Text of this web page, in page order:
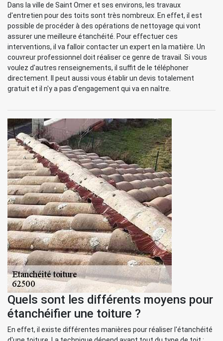
Dans la ville de Saint Omer et ses environs, les travaux
d'entretien pour des toits sont très nombreux. En effet, il est
possible de procéder à des opérations de nettoyage qui vont
assurer une meilleure étanchéité. Pour effectuer ces
interventions, il va falloir contacter un expert en la matière. Un
couvreur professionnel doit réaliser ce genre de travail. Si vous
voulez d'autres renseignements, il suffit de le téléphoner
directement. Il peut aussi vous établir un devis totalement
gratuit et il n'y a pas d'engagement qui va en naître.
Quels sont les différents moyens pour
étanchéifier une toiture ?
En effet, il existe différentes manières pour réaliser l'étanchéité